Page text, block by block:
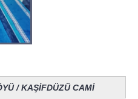
/ KAŞİFDÜZÜ CAMİ